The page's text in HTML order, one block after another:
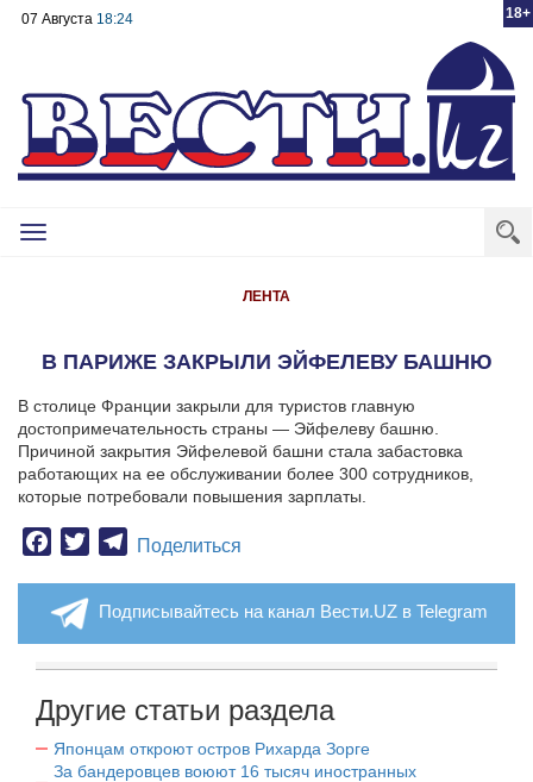
18+
07 Августа 18:24
Toggle
ЛЕНТА
В ПАРИЖЕ ЗАКРЫЛИ ЭЙФЕЛЕВУ БАШНЮ
В столице Франции закрыли для туристов главную
достопримечательность страны — Эйфелеву башню.
Причиной закрытия Эйфелевой башни стала забастовка
работающих на ее обслуживании более 300 сотрудников,
которые потребовали повышения зарплаты.
Facebook
TwitterTelegram
Поделиться
Подписывайтесь на канал Вести.UZ в Telegram
Другие статьи раздела
Японцам откроют остров Рихарда Зорге
За бандеровцев воюют 16 тысяч иностранных